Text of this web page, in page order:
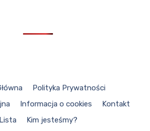
Polityka Prywatności
Informacja o cookies
Kontakt
Lista
Kim jesteśmy?